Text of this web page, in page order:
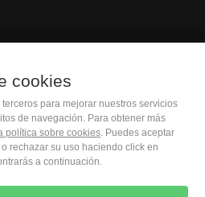
402 091
S.A.
Gracia, 17
(Spain)
cookies
para mejorar nuestros servicios
de navegación. Para obtener más
política sobre cookies. Puedes aceptar
rechazar su uso haciendo click en
a continuación.